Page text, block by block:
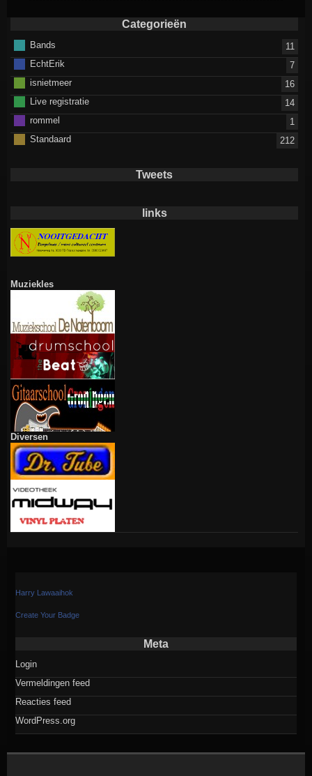
Categorieën
Bands
11
EchtErik
7
isnietmeer
16
Live registratie
14
rommel
1
Standaard
212
Tweets
links
Muziekles
Diversen
Harry Lawaaihok
Create Your Badge
Meta
Login
Vermeldingen feed
Reacties feed
WordPress.org